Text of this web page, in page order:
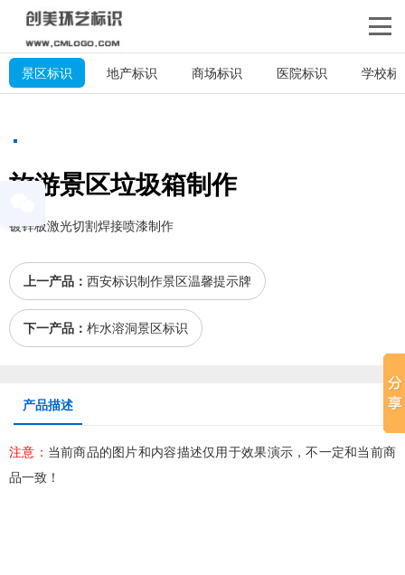
景区标识 地产标识 商场标识 医院标识 学校标
旅游景区垃圾箱制作
镀锌板激光切割焊接喷漆制作
上一产品： 西安标识制作景区温馨提示牌
下一产品： 柞水溶洞景区标识
产品描述
注意： 当前商品的图片和内容描述仅用于效果演示，不一定和当前商
品一致！